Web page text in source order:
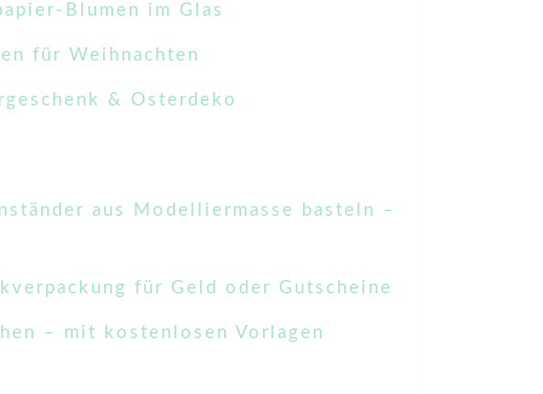
Blumen im Glas
für Weihnachten
& Osterdeko
aus Modelliermasse basteln –
für Geld oder Gutscheine
– mit kostenlosen Vorlagen